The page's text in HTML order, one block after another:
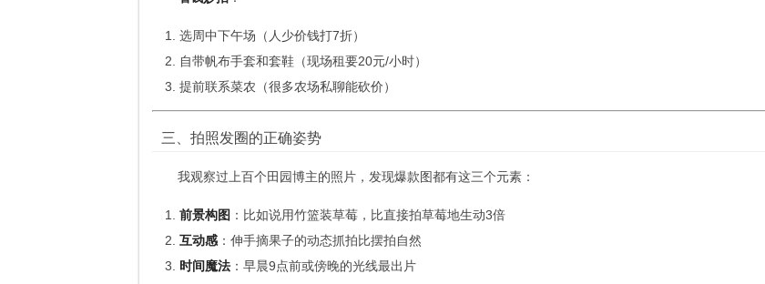
选周中下午场（人少价钱打7折）
自带帆布手套和套鞋（现场租要20元/小时）
提前联系菜农（很多农场私聊能砍价）
三、拍照发圈的正确姿势
我观察过上百个田园博主的照片，发现爆款图都有这三个元素：
前景构图 ：比如说用竹篮装草莓，比直接拍草莓地生动3倍
互动感 ：伸手摘果子的动态抓拍比摆拍自然
时间魔法 ：早晨9点前或傍晚的光线最出片